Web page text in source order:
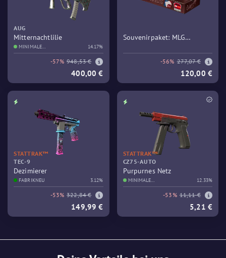
AUG
Mitternachtlilie
MINIMALE
GEBRAUCHSSPUREN
14.17%
-57% 948,53 €
400,00 €
Souvenirpaket: MLG
-56% 277,07 €
120,00 €
STATTRAK™
TEC-9
Dezimierer
FABRIKNEU 3.12%
-53% 322,84 €
149,99 €
STATTRAK™
CZ75-AUTO
Purpurnes Netz
MINIMALE
GEBRAUCHSSPUREN
12.33%
-53% 11,11 €
5,21 €